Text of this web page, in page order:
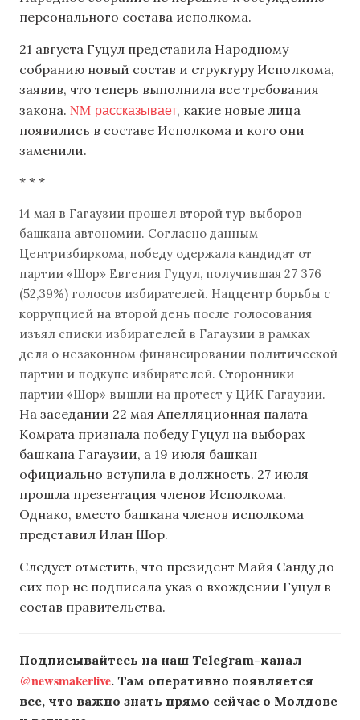
персонального состава исполкома.
21 августа Гуцул представила Народному
собранию новый состав и структуру Исполкома,
заявив, что теперь выполнила все требования
закона. NM рассказывает, какие новые лица
появились в составе Исполкома и кого они
заменили.
* * *
14 мая в Гагаузии прошел второй тур выборов
башкана автономии. Согласно данным
Центризбиркома, победу одержала кандидат от
партии «Шор» Евгения Гуцул, получившая 27 376
(52,39%) голосов избирателей. Наццентр борьбы с
коррупцией на второй день после голосования
изъял списки избирателей в Гагаузии в рамках
дела о незаконном финансировании политической
партии и подкупе избирателей. Сторонники
партии «Шор» вышли на протест у ЦИК Гагаузии.
На заседании 22 мая Апелляционная палата
Комрата признала победу Гуцул на выборах
башкана Гагаузии, а 19 июля башкан
официально вступила в должность. 27 июля
прошла презентация членов Исполкома.
Однако, вместо башкана членов исполкома
представил Илан Шор.
Следует отметить, что президент Майя Санду до
сих пор не подписала указ о вхождении Гуцул в
состав правительства.
Подписывайтесь на наш Telegram-канал
@newsmakerlive. Там оперативно появляется
все, что важно знать прямо сейчас о Молдове